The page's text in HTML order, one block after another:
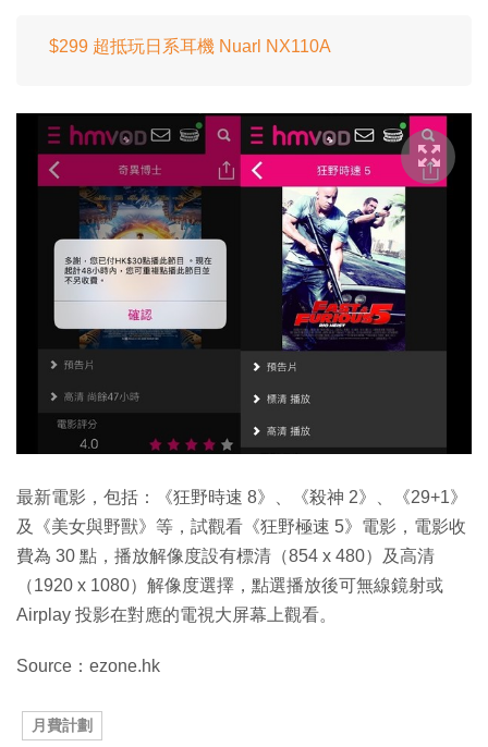
$299 超抵玩日系耳機 Nuarl NX110A
最新電影，包括：《狂野時速 8》、《殺神 2》、《29+1》
及《美女與野獸》等，試觀看《狂野極速 5》電影，電影收
費為 30 點，播放解像度設有標清（854 x 480）及高清
（1920 x 1080）解像度選擇，點選播放後可無線鏡射或
Airplay 投影在對應的電視大屏幕上觀看。
Source：ezone.hk
月費計劃